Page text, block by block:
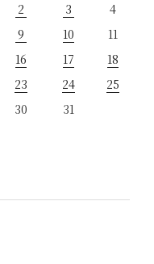
2 3
4
9 10
11
16 17
18
23 24
25
30 31